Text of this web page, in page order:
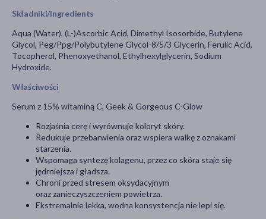
Składniki/Ingredients
Aqua (Water), (L-)Ascorbic Acid, Dimethyl Isosorbide, Butylene
Glycol, Peg/Ppg/Polybutylene Glycol-8/5/3 Glycerin, Ferulic Acid,
Tocopherol, Phenoxyethanol, Ethylhexylglycerin, Sodium
Hydroxide.
Właściwości
Serum z 15% witaminą C, Geek & Gorgeous C-Glow
Rozjaśnia cerę i wyrównuje koloryt skóry.
Redukuje przebarwienia oraz wspiera walkę z oznakami
starzenia.
Wspomaga syntezę kolagenu, przez co skóra staje się
jędrniejsza i gładsza.
Chroni przed stresem oksydacyjnym
oraz zanieczyszczeniem powietrza.
Ekstremalnie lekka, wodna konsystencja nie lepi się.